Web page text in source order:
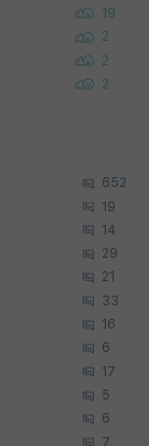
19
2
2
2
652
19
14
29
21
33
16
6
17
5
6
7